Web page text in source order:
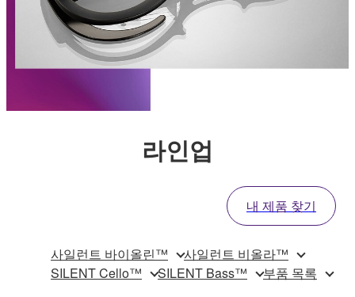
라인업
내 제품 찾기
사일런트 바이올린™
사일런트 비올라™
SILENT Cello™
SILENT Bass™ 부품 목록